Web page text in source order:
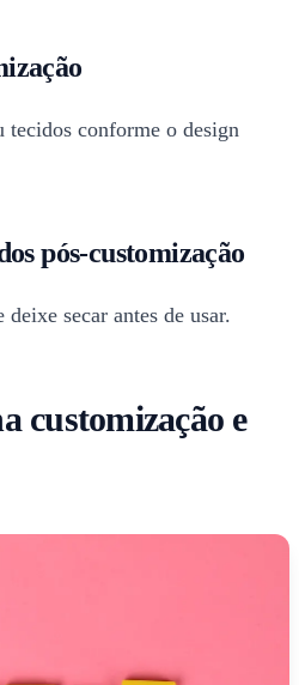
conforme o design
pós-customização
secar antes de usar.
customização e